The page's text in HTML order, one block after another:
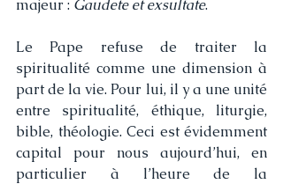
majeur : Gaudete et exsultate.
Le Pape refuse de traiter la
spiritualité comme une dimension à
part de la vie. Pour lui, il y a une unité
entre spiritualité, éthique, liturgie,
bible, théologie. Ceci est évidemment
capital pour nous aujourd’hui, en
particulier à l’heure de la